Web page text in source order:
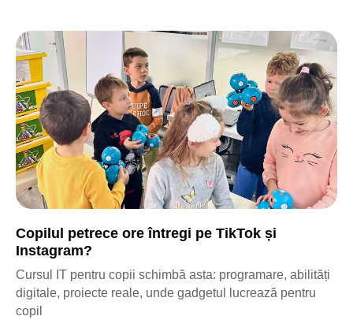
Copilul petrece ore întregi pe TikTok și
Instagram?
Cursul IT pentru copii schimbă asta: programare, abilități
digitale, proiecte reale, unde gadgetul lucrează pentru
copil